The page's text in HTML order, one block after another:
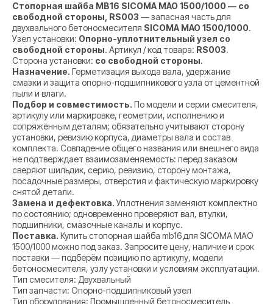
Стопорная шайба MB16 SICOMA MAO 1500/1000 — со
свободной стороны, RS003 — запасная часть для
двухвального бетоносмесителя SICOMA MAO 1500/1000.
Узел установки: Опорно-уплотнительный узел со
свободной стороны. Артикул / код товара: RS003.
Сторона установки: со свободной стороны.
Назначение. Герметизация выхода вала, удержание
смазки и защита опорно-подшипникового узла от цементной
пыли и влаги.
Подбор и совместимость. По модели и серии смесителя,
артикулу или маркировке, геометрии, исполнению и
сопряжённым деталям; обязательно учитывают сторону
установки, ревизию корпуса, диаметры вала и состав
комплекта. Совпадение общего названия или внешнего вида
не подтверждает взаимозаменяемость: перед заказом
сверяют шильдик, серию, ревизию, сторону монтажа,
посадочные размеры, отверстия и фактическую маркировку
снятой детали.
Замена и дефектовка.Уплотнения заменяют комплектно
по состоянию; одновременно проверяют вал, втулки,
подшипники, смазочные каналы и корпус.
Поставка. Купить стопорная шайба mb16 для SICOMA MAO
1500/1000 можно под заказ. Запросите цену, наличие и срок
поставки — подберём позицию по артикулу, модели
бетоносмесителя, узлу установки и условиям эксплуатации.
Тип смесителя: Двухвальный
Тип запчасти: Опорно-подшипниковый узел
Тип оборудования: Промышленный бетоносмеситель